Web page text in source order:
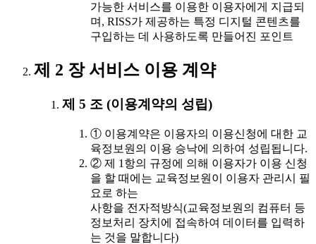
가능한 서비스를 이용한 이용자에게 지급되
며, RISS가 제공하는 특정 디지털 콘텐츠를
구입하는 데 사용하도록 만들어진 포인트
제 2 장 서비스 이용 계약
제 5 조 (이용계약의 성립)
① 이용계약은 이용자의 이용신청에 대한 교
육정보원의 이용 승낙에 의하여 성립됩니다.
② 제 1항의 규정에 의해 이용자가 이용 신청
을 할 때에는 교육정보원이 이용자 관리시 필
요로 하는
사항을 전자적방식(교육정보원의 컴퓨터 등
정보처리 장치에 접속하여 데이터를 입력하
는 것을 말합니다)